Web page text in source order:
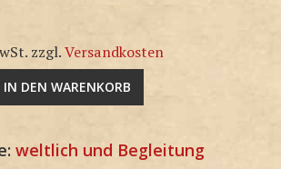
zzgl.Versandkosten
IN DEN WARENKORB
weltlich und Begleitung